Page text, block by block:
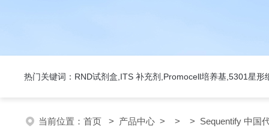
热门关键词：RND试剂盒,ITS 补充剂,Promocell培养基,5301星形
当前位置： 首页 > 产品中心 > > > Sequentify 中国